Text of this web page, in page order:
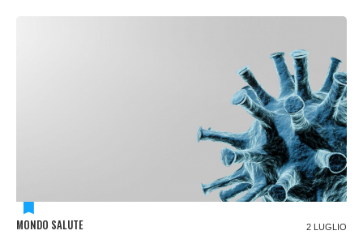
MONDO SALUTE 2 LUGLIO